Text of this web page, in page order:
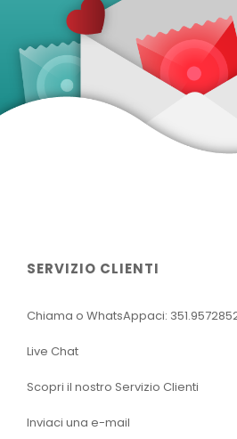
SERVIZIO CLIENTI
Chiama o WhatsAppaci:
Live Chat
Scopri il nostro Servizio Clienti
Inviaci una e-mail